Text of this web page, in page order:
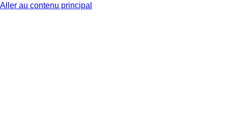
Aller au contenu principal